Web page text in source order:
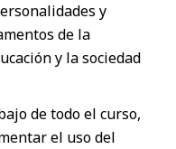
y
de la
y la sociedad
de todo el curso,
el uso del